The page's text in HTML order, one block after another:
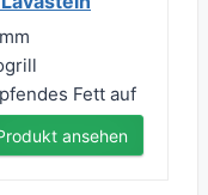
Fett auf
ansehen